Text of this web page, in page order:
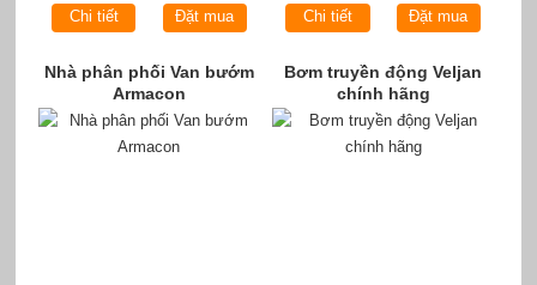
Chi tiết Đặt mua Chi tiết Đặt mua
Nhà phân phối Van bướm
Armacon
Bơm truyền động Veljan
chính hãng